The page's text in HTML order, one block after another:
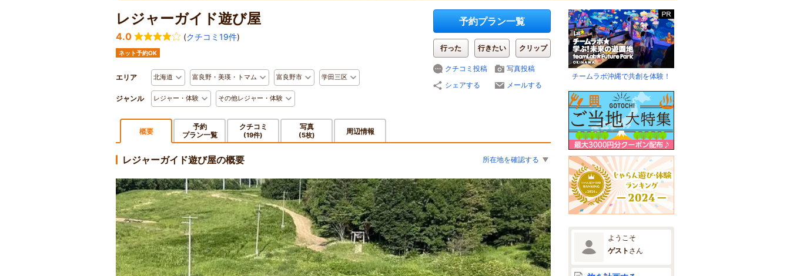
レジャーガイド遊び屋
4.0 (クチコミ19件)
ネット予約OK
エリア 北海道 富良野・美瑛・トマム 富良野市 学田三区
ジャンル レジャー・体験 その他レジャー・体験
予約プラン一覧
行った 行きたい クリップ
クチコミ投稿
写真投稿
シェアする
メールする
概要
予約
プラン一覧
クチコミ
(19件)
写真
(5枚) 周辺情報
レジャーガイド遊び屋の概要 所在地を確認する
チームラボ沖縄で共創を体験！
ようこそ
ゲスト さん